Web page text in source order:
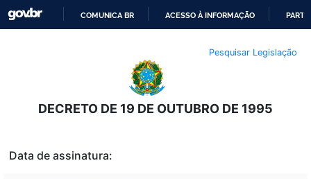
O
CONTEÚDO
COMUNICA BR ACESSO À INFORMAÇÃO
Pesquisar Legislação
DECRETO DE 19 DE OUTUBRO DE 1995
Data de assinatura: